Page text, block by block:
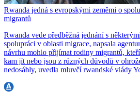
Rwanda jedná s evropskými zeměmi o
migrantů
Rwanda vede předběžná jednání s
spolupráci v oblasti migrace, napsala
návrhu mohlo přijímat rodiny migrantů,
kam jít nebo jsou z různých důvodů v
nedosáhly, uvedla mluvčí rwandské vlády